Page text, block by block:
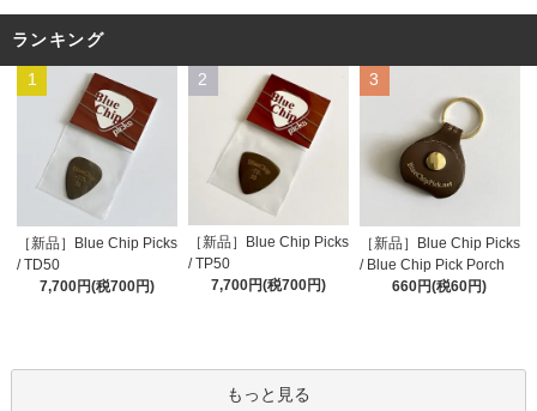
ランキング
1
［新品］Blue Chip Picks
/ TD50
7,700円(税700円)
2
［新品］Blue Chip Picks
/ TP50
7,700円(税700円)
3
［新品］Blue Chip Picks
/ Blue Chip Pick Porch
660円(税60円)
もっと見る